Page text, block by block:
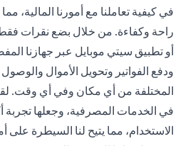
في كيفية تعاملنا مع أمورنا المالية،
راحة وكفاءة. من خلال بضع نقرات
أو تطبيق سيتي موبايل عبر جهازنا
ودفع الفواتير وتحويل الأموال
المختلفة من أي مكان وفي أي وقت.
في الخدمات المصرفية، وجعلها
الاستخدام، مما يتيح لنا السيطرة على